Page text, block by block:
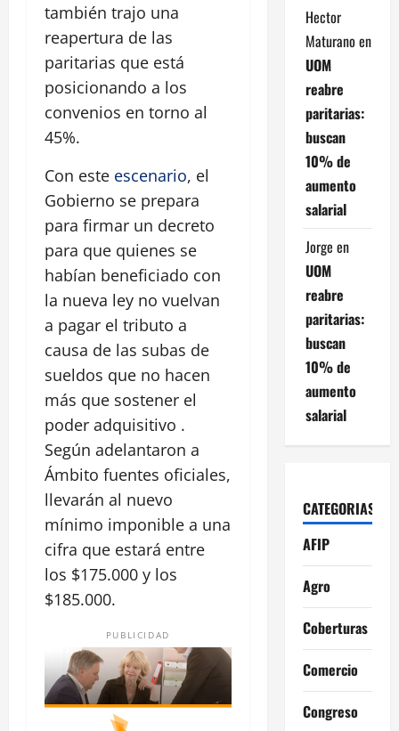
también trajo una
reapertura de las
paritarias que está
posicionando a los
convenios en torno al
45%.
Con este escenario, el
Gobierno se prepara
para firmar un decreto
para que quienes se
habían beneficiado con
la nueva ley no vuelvan
a pagar el tributo a
causa de las subas de
sueldos que no hacen
más que sostener el
poder adquisitivo .
Según adelantaron a
Ámbito fuentes oficiales,
llevarán al nuevo
mínimo imponible a una
cifra que estará entre
los $175.000 y los
$185.000.
PUBLICIDAD
Hector
Maturano en
UOM
reabre
paritarias:
buscan
10% de
aumento
salarial
Jorge en
UOM
reabre
paritarias:
buscan
10% de
aumento
salarial
CATEGORIAS
AFIP
Agro
Coberturas
Comercio
Congreso